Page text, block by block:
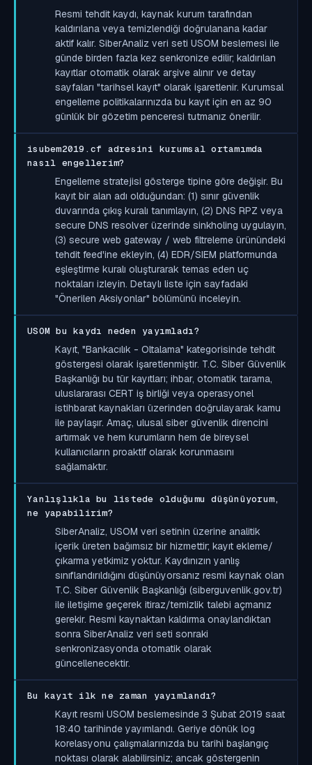
Resmi tehdit kaydı, kaynak kurum tarafından
kaldırılana veya temizlendiği doğrulanana kadar
aktif kalır. SiberAnaliz veri seti USOM beslemesi ile
günde birden fazla kez senkronize edilir; kaldırılan
kayıtlar otomatik olarak arşive alınır ve detay
sayfaları "tarihsel kayıt" olarak işaretlenir. Kurumsal
engelleme politikalarınızda bu kayıt için en az 90
günlük bir gözetim penceresi tutmanız önerilir.
isubem2019.cf adresini kurumsal ortamımda
nasıl engellerim?
Engelleme stratejisi gösterge tipine göre değişir. Bu
kayıt bir alan adı olduğundan: (1) sınır güvenlik
duvarında çıkış kuralı tanımlayın, (2) DNS RPZ veya
secure DNS resolver üzerinde sinkholing uygulayın,
(3) secure web gateway / web filtreleme ürünündeki
tehdit feed'ine ekleyin, (4) EDR/SIEM platformunda
eşleştirme kuralı oluşturarak temas eden uç
noktaları izleyin. Detaylı liste için sayfadaki
"Önerilen Aksiyonlar" bölümünü inceleyin.
USOM bu kaydı neden yayımladı?
Kayıt, "Bankacılık - Oltalama" kategorisinde tehdit
göstergesi olarak işaretlenmiştir. T.C. Siber Güvenlik
Başkanlığı bu tür kayıtları; ihbar, otomatik tarama,
uluslararası CERT iş birliği veya operasyonel
istihbarat kaynakları üzerinden doğrulayarak kamu
ile paylaşır. Amaç, ulusal siber güvenlik direncini
artırmak ve hem kurumların hem de bireysel
kullanıcıların proaktif olarak korunmasını
sağlamaktır.
Yanlışlıkla bu listede olduğumu düşünüyorum,
ne yapabilirim?
SiberAnaliz, USOM veri setinin üzerine analitik
içerik üreten bağımsız bir hizmettir; kayıt ekleme/
çıkarma yetkimiz yoktur. Kaydınızın yanlış
sınıflandırıldığını düşünüyorsanız resmi kaynak olan
T.C. Siber Güvenlik Başkanlığı (siberguvenlik.gov.tr)
ile iletişime geçerek itiraz/temizlik talebi açmanız
gerekir. Resmi kaynaktan kaldırma onaylandıktan
sonra SiberAnaliz veri seti sonraki
senkronizasyonda otomatik olarak
güncellenecektir.
Bu kayıt ilk ne zaman yayımlandı?
Kayıt resmi USOM beslemesinde 3 Şubat 2019 saat
18:40 tarihinde yayımlandı. Geriye dönük log
korelasyonu çalışmalarınızda bu tarihi başlangıç
noktası olarak alabilirsiniz; ancak göstergenin